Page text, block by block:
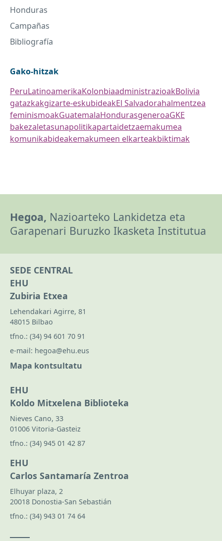
Honduras
Campañas
Bibliografía
Gako-hitzak
PeruLatinoamerikaKolonbiaadministrazioakBolivia
gatazkakgizarte-eskubideakEl Salvadorahalmentzea
feminismoakGuatemalaHondurasgeneroaGKE
bakezaletasunapolitikapartaidetzaemakumea
komunikabideakemakumeen elkarteakbiktimak
Hegoa, Nazioarteko Lankidetza eta
Garapenari Buruzko Ikasketa Institutua
SEDE CENTRAL
EHU
Zubiria Etxea
Lehendakari Agirre, 81
48015 Bilbao
tfno.: (34) 94 601 70 91
e-mail: hegoa@ehu.eus
Mapa kontsultatu
EHU
Koldo Mitxelena Biblioteka
Nieves Cano, 33
01006 Vitoria-Gasteiz
tfno.: (34) 945 01 42 87
EHU
Carlos Santamaría Zentroa
Elhuyar plaza, 2
20018 Donostia-San Sebastián
tfno.: (34) 943 01 74 64